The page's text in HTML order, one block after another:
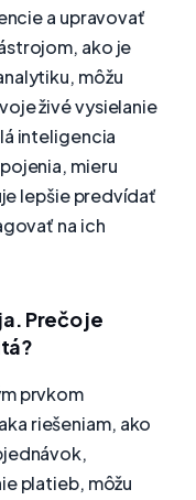
a upravovať
ako je
môžu
živé vysielanie
inteligencia
mieru
lepšie predvídať
na ich
Prečo je
prvkom
riešeniam, ako
platieb, môžu